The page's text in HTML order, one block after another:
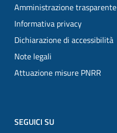
Amministrazione trasparente
Informativa privacy
Dichiarazione di accessibilità
Note legali
Attuazione misure PNRR
SEGUICI SU